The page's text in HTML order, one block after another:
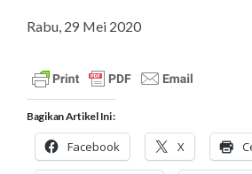
Rabu, 29 Mei 2020
Bagikan Artikel Ini :
Facebook X